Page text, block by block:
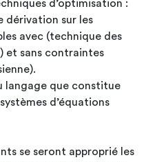
d’optimisation :
dérivation sur les
avec (technique des
et sans contraintes
langage que constitue
d’équations
se seront approprié les